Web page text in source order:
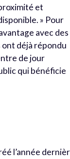
et
» Pour
avec des
déjà répondu
de jour
qui bénéficie
l’année